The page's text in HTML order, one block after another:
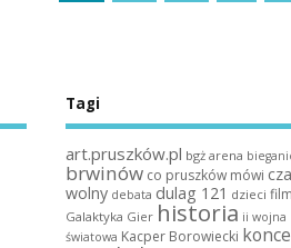
Tagi
art.pruszków.pl bgż arena
brwinów co pruszków mówi
wolny debata dulag 121 dzieci film
Galaktyka Gier historia ii wojna
światowa Kacper Borowiecki